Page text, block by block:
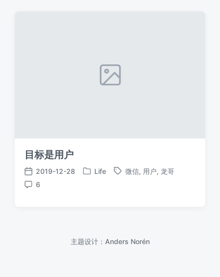
目标是用户
发
布
2019-12-28
发
Life
标
微信, 用户, 龙哥
评
6
主题设计： Anders Norén